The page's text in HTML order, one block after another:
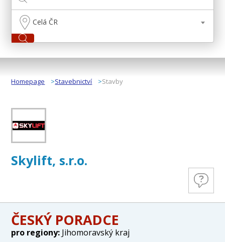
Celá ČR
Homepage Stavebnictví Stavby
Skylift, s.r.o.
ČESKÝ PORADCE
pro regiony: Jihomoravský kraj